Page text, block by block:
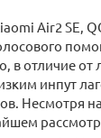
Air2 SE,
в отличие
инпут
Несмотря